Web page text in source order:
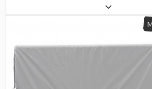
, iekraušanas vietas platums:
telpas augstums:777 mm, iekraušanas telpas